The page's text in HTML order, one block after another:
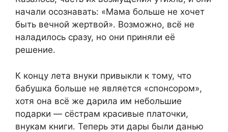
начали осознавать: «Мама больше не хочет
быть вечной жертвой». Возможно, всё не
наладилось сразу, но они приняли её
решение.
К концу лета внуки привыкли к тому, что
бабушка больше не является «спонсором»,
хотя она всё же дарила им небольшие
подарки — сёстрам красивые платочки,
внукам книги. Теперь эти дары были данью